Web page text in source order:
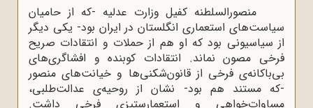
منصور‌السلطنه کفیل وزارت عدلیه -که از حامیان
سیاست‌های استعماری انگلستان در ایران بود- یکی دیگر
از سیاسیونی بود که او هم از حملات و انتقادات صریح
فرخی مصون نماند. انتقادات کوبنده و افشاگری‌های
بی‌باکانه‌ی فرخی از قانون‌شکنی‌ها و خیانت‌های منصور
-که مستند هم بود- نشان از روحیه‌ی عدالت‌طلبی،
مساوات‌خواهی و استعمارستیزی فرخی داشت.